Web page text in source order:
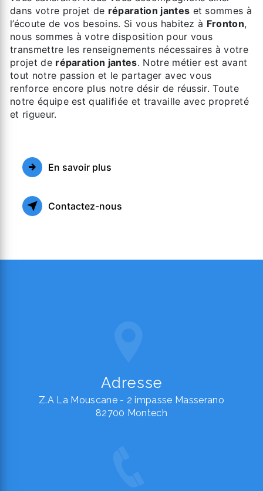
dans votre projet de réparation jantes et sommes à
l’écoute de vos besoins. Si vous habitez à Fronton,
nous sommes à votre disposition pour vous
transmettre les renseignements nécessaires à votre
projet de réparation jantes. Notre métier est avant
tout notre passion et le partager avec vous
renforce encore plus notre désir de réussir. Toute
notre équipe est qualifiée et travaille avec propreté
et rigueur.
En savoir plus
Contactez-nous
Adresse
Z.A La Mouscane - 2 impasse Masserano
82700 Montech